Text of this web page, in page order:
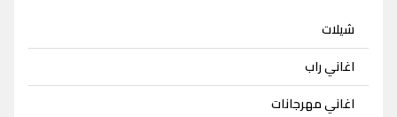
شيلات
اغاني راب
اغاني مهرجانات